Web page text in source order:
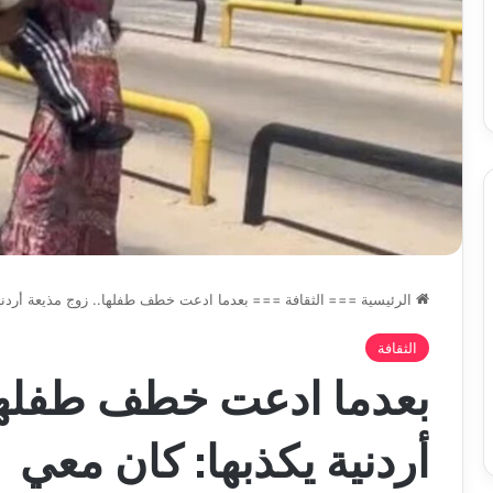
الرئيسية === الثقافة === بعدما ادعت خطف طفلها.. زوج مذيعة
الثقافة
بعدما ادعت خطف
أردنية يكذبها: كان معي
قرعة الدور التمهيدي لأبطال
وكأس الكونفدرالية يوم الخميس
الدين
لكحل2026-08-03
نادي وفاق سطيف
الدين لكحل